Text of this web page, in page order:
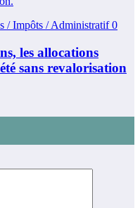
/ Impôts / Administratif0
les allocations
sans revalorisation